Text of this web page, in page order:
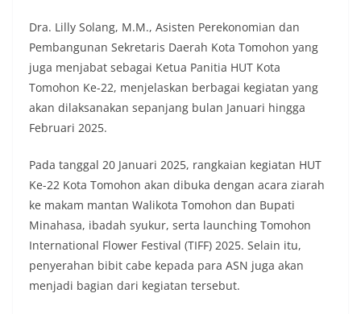
Dra. Lilly Solang, M.M., Asisten Perekonomian dan
Pembangunan Sekretaris Daerah Kota Tomohon yang
juga menjabat sebagai Ketua Panitia HUT Kota
Tomohon Ke-22, menjelaskan berbagai kegiatan yang
akan dilaksanakan sepanjang bulan Januari hingga
Februari 2025.
Pada tanggal 20 Januari 2025, rangkaian kegiatan HUT
Ke-22 Kota Tomohon akan dibuka dengan acara ziarah
ke makam mantan Walikota Tomohon dan Bupati
Minahasa, ibadah syukur, serta launching Tomohon
International Flower Festival (TIFF) 2025. Selain itu,
penyerahan bibit cabe kepada para ASN juga akan
menjadi bagian dari kegiatan tersebut.